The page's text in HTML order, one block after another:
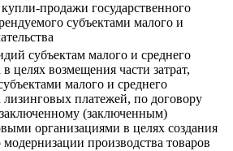
продажи государственного
субъектами малого и
субъектам малого и среднего
целях возмещения части затрат,
малого и среднего
лизинговых платежей, по договору
(заключенным)
организациями в целях создания
производства товаров